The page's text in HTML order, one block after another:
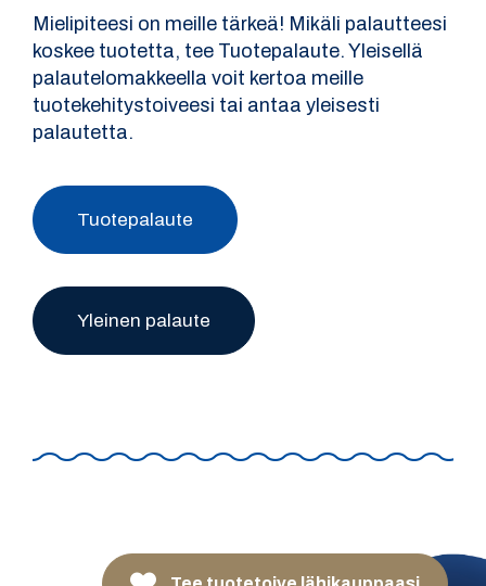
Mielipiteesi on meille tärkeä! Mikäli palautteesi
koskee tuotetta, tee Tuotepalaute. Yleisellä
palautelomakkeella voit kertoa meille
tuotekehitystoiveesi tai antaa yleisesti
palautetta.
Tuotepalaute
Yleinen palaute